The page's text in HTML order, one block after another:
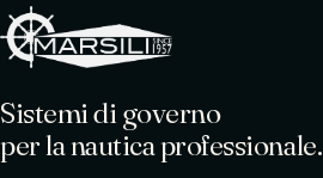
Sistemi di governo
per la nautica professionale.